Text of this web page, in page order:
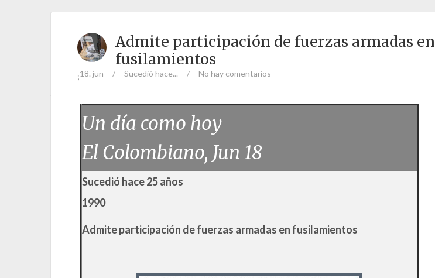
Admite participación de fuerzas armadas en
fusilamientos
;18. jun / Sucedió hace... / No hay comentarios
Un día como hoy
El Colombiano, Jun 18
Sucedió hace 25 años
1990
Admite participación de fuerzas armadas en fusilamientos